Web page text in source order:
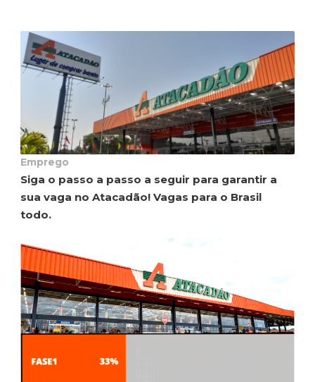
Emprego
Siga o passo a passo a seguir para garantir a
sua vaga no Atacadão! Vagas para o Brasil
todo.